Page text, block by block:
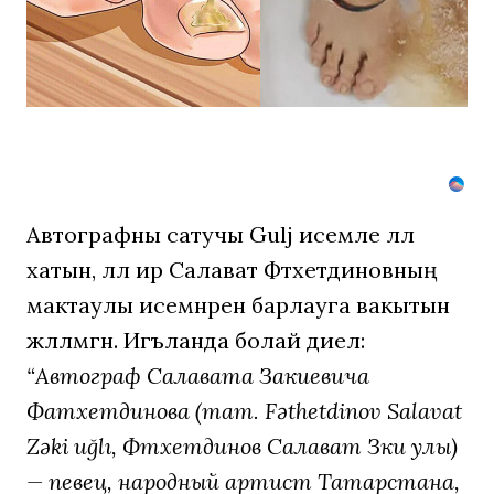
с
корнем,
если
перед
Автографны сатучы Gulj исемле әллә
хатын, әллә ир Салават Фәтхетдиновның
мактаулы исемнәрен барлауга вакытын
жәлләмәгән. Игъланда болай диелә:
“Автограф Салавата Закиевича
Фатхетдинова (тат. Fəthetdinov Salavat
Zəki uğlı, Фәтхетдинов Салават Зәки улы)
— певец, народный артист Татарстана,